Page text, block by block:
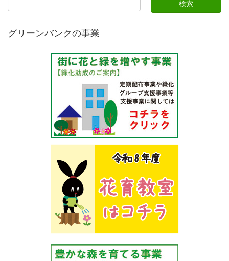
グリーンバンクの事業